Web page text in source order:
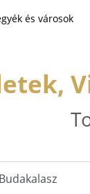
és városok